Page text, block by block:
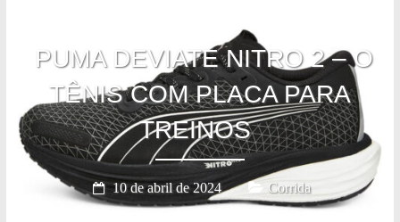
PUMA DEVIATE NITRO 2 – O
TÊNIS COM PLACA PARA
TREINOS
10 de abril de 2024 Corrida